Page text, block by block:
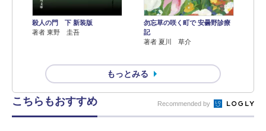
殺人の門 下 新装版
著者 東野 圭吾
勿忘草の咲く町で 安曇野診療
記
著者 夏川 草介
もっとみる
こちらもおすすめ Recommended by